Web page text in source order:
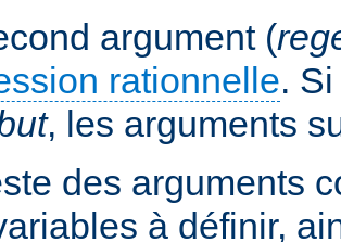
argument (
rationnelle.
, les arguments
des arguments
à définir,